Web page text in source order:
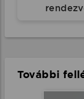
További